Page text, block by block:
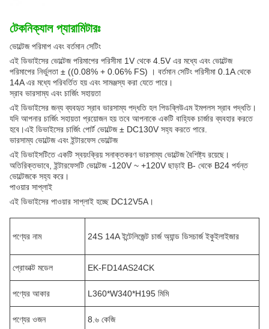
টেকনিক্যাল প্যারামিটারঃ
ভোল্টেজ পরিমাপ এবং বর্তমান সেটিং
এই ডিভাইসের ভোল্টেজ পরিমাপের পরিসীমা 1V থেকে 4.5V এর মধ্যে এবং ভোল্টেজ
পরিমাপের নির্ভুলতা ± ((0.08% + 0.06% FS) । বর্তমান সেটিং পরিসীমা 0.1A থেকে
14A এর মধ্যে পরিবর্তিত হয় এবং সামঞ্জস্য করা যেতে পারে।
স্রাব ভারসাম্য এবং চার্জিং সহায়তা
এই ডিভাইসের জন্য ব্যবহৃত স্রাব ভারসাম্য পদ্ধতি হল পিডব্লিউএম ইমপলস স্রাব পদ্ধতি।
যদি আপনার চার্জিং সহায়তা প্রয়োজন হয় তবে আপনাকে একটি বাহ্যিক চার্জার ব্যবহার করতে
হবে।এই ডিভাইসের চার্জিং পোর্ট ভোল্টেজ ± DC130V সহ্য করতে পারে.
ভারসাম্য ভোল্টেজ এবং ইন্টারফেস ভোল্টেজ
এই ডিভাইসটিতে একটি স্বয়ংক্রিয় সনাক্তকরণ ভারসাম্য ভোল্টেজ বৈশিষ্ট্য রয়েছে।
অতিরিক্তভাবে, ইন্টারফেসটি ভোল্টেজ -120V ~ +120V ছাড়াই B- থেকে B24 পর্যন্ত
ভোল্টেজকে সহ্য করে।
পাওয়ার সাপ্লাই
এই ডিভাইসের পাওয়ার সাপ্লাই হচ্ছে DC12V5A।
পণ্যের নাম 24S 14A ইন্টেলিজেন্ট চার্জ অ্যান্ড ডিসচার্জ ইকুইলাইজার
প্রোডাক্ট মডেল EK-FD14AS24CK
পণ্যের আকার L360*W340*H195 মিমি
পণ্যের ওজন 8.৬ কেজি